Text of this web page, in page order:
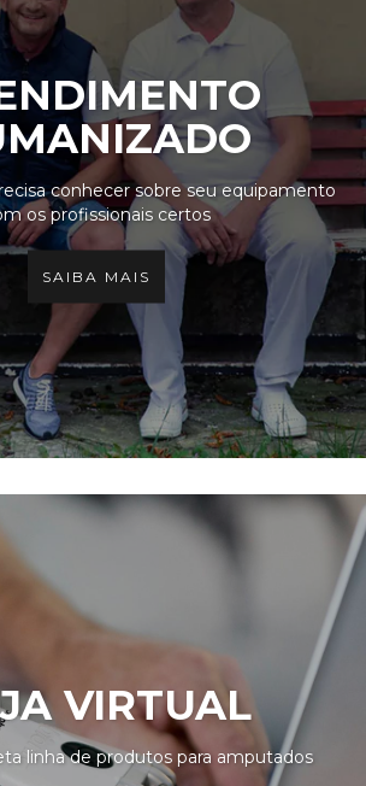
conhecer sobre seu equipamento
os profissionais certos
SAIBA MAIS
VIRTUAL
linha de produtos para amputados